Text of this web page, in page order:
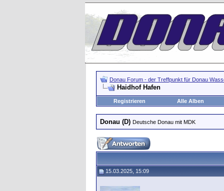
Donau Forum - der Treffpunkt für Donau
Haidhof Hafen
Registrieren Alle Alben
Donau (D) Deutsche Donau mit MDK
15.03.2025, 15:09